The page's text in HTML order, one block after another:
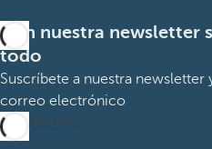
Con nuestra newsletter
todo
Suscríbete a nuestra newsletter
correo electrónico
Suscribirme